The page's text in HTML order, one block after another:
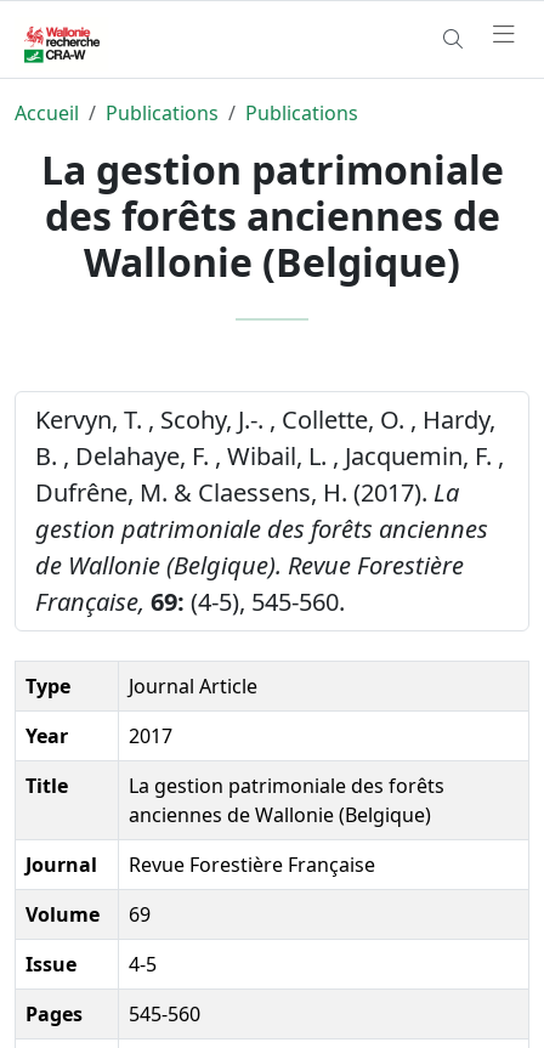
Accueil Publications Publications
La gestion patrimoniale
des forêts anciennes de
Wallonie (Belgique)
Kervyn, T. , Scohy, J.-. , Collette, O. , Hardy,
B. , Delahaye, F. , Wibail, L. , Jacquemin, F. ,
Dufrêne, M. & Claessens, H. (2017). La
gestion patrimoniale des forêts anciennes
de Wallonie (Belgique). Revue Forestière
Française, 69: (4-5), 545-560.
Type
Journal Article
Year
2017
Title
La gestion patrimoniale des forêts
anciennes de Wallonie (Belgique)
Journal
Revue Forestière Française
Volume
69
Issue
4-5
Pages
545-560